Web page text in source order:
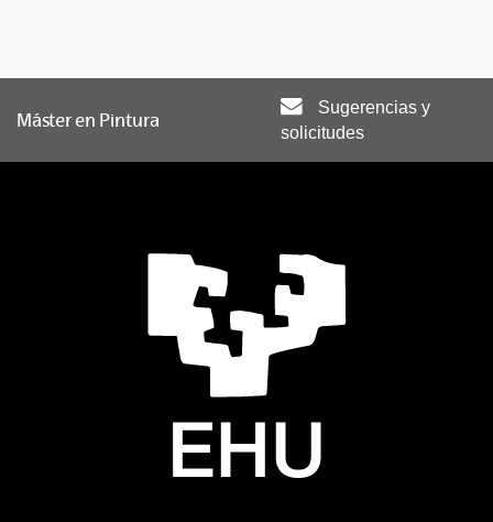
Máster en Pintura
Sugerencias y
solicitudes